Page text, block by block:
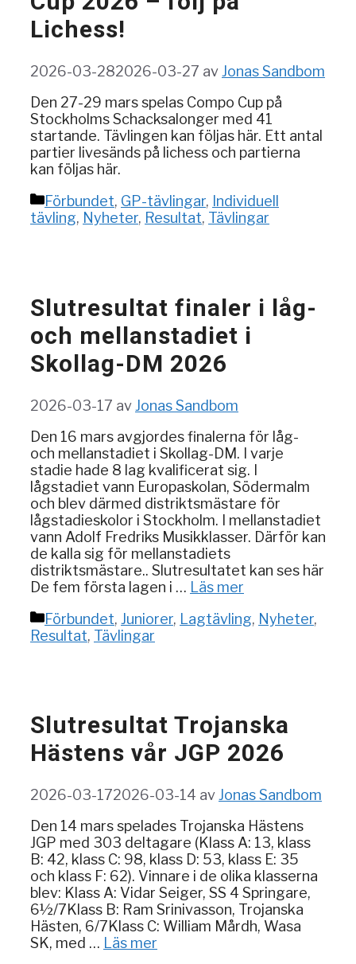
Lichess!
2026-03-282026-03-27 avJonas Sandbom
Den 27-29 mars spelas Compo Cup på
Stockholms Schacksalonger med 41
startande. Tävlingen kan följas här. Ett antal
partier livesänds på lichess och partierna
kan följas här.
Kategorier
Förbundet, GP-tävlingar, Individuell
tävling, Nyheter, Resultat, Tävlingar
Slutresultat finaler i låg-
och mellanstadiet i
Skollag-DM 2026
2026-03-17 avJonas Sandbom
Den 16 mars avgjordes finalerna för låg-
och mellanstadiet i Skollag-DM. I varje
stadie hade 8 lag kvalificerat sig. I
lågstadiet vann Europaskolan, Södermalm
och blev därmed distriktsmästare för
lågstadieskolor i Stockholm. I mellanstadiet
vann Adolf Fredriks Musikklasser. Därför kan
de kalla sig för mellanstadiets
distriktsmästare.. Slutresultatet kan ses här
De fem första lagen i … Läs mer
Kategorier
Förbundet, Juniorer, Lagtävling, Nyheter,
Resultat, Tävlingar
Slutresultat Trojanska
Hästens vår JGP 2026
2026-03-172026-03-14 avJonas Sandbom
Den 14 mars spelades Trojanska Hästens
JGP med 303 deltagare (Klass A: 13, klass
B: 42, klass C: 98, klass D: 53, klass E: 35
och klass F: 62). Vinnare i de olika klasserna
blev: Klass A: Vidar Seiger, SS 4 Springare,
6½/7Klass B: Ram Srinivasson, Trojanska
Hästen, 6/7Klass C: William Mårdh, Wasa
SK, med … Läs mer